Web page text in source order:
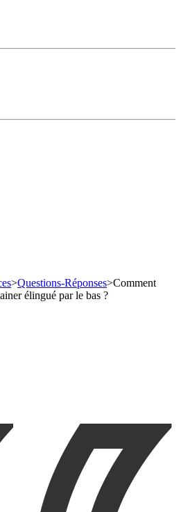
>Questions-Réponses>Comment
élingué par le bas ?